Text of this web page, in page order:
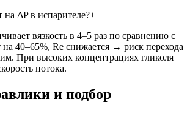
на ΔP в испарителе?+
вязкость в 4–5 раз по сравнению с
40–65%, Re снижается → риск перехода
При высоких концентрациях гликоля
потока.
и подбор